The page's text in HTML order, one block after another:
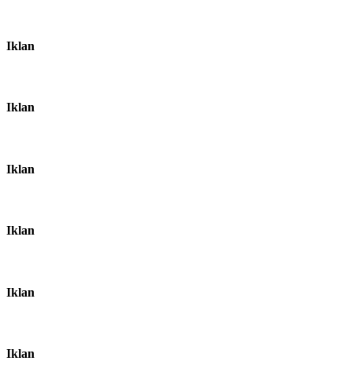
Iklan
Iklan
Iklan
Iklan
Iklan
Iklan